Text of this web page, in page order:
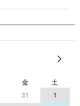
金 土
31
1